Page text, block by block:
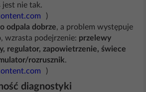
jest nie tak.
)
odpala dobrze, a problem występuje
wzrasta podejrzenie: przelewy
regulator, zapowietrzenie, świece
rozrusznik.
)
diagnostyki